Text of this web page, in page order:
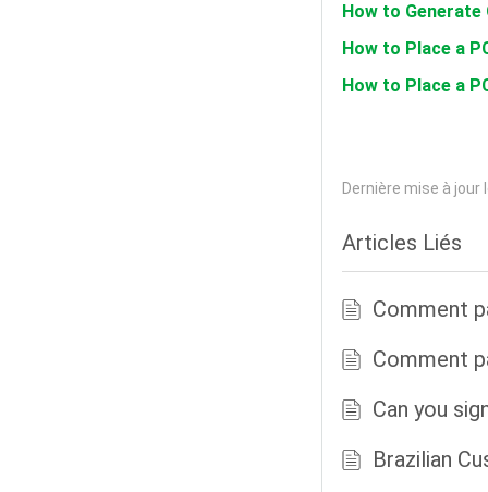
How to Generate
How to Place a
How to Place a
Dernière mise à
Articles Liés
Comment
Comment
Can you
Brazilian